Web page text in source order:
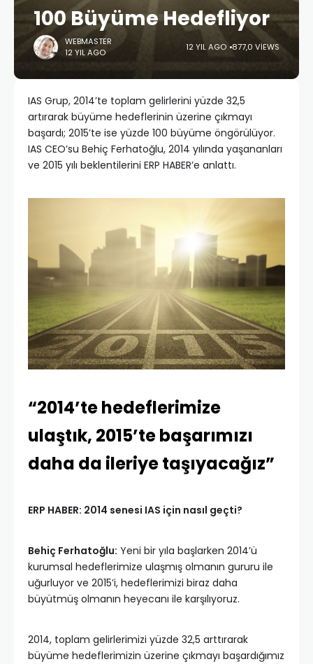
100 Büyüme Hedefliyor
WEBMASTER
12 YIL AGO
12 YIL AGO 877,0 VIEWS
IAS Grup, 2014’te toplam gelirlerini yüzde 32,5
artırarak büyüme hedeflerinin üzerine çıkmayı
başardı; 2015’te ise yüzde 100 büyüme öngörülüyor.
IAS CEO’su Behiç Ferhatoğlu, 2014 yılında yaşananları
ve 2015 yılı beklentilerini ERP HABER’e anlattı.
“2014’te hedeflerimize
ulaştık, 2015’te başarımızı
daha da ileriye taşıyacağız”
ERP HABER: 2014 senesi IAS için nasıl geçti?
Behiç Ferhatoğlu: Yeni bir yıla başlarken 2014’ü
kurumsal hedeflerimize ulaşmış olmanın gururu ile
uğurluyor ve 2015’i, hedeflerimizi biraz daha
büyütmüş olmanın heyecanı ile karşılıyoruz.
2014, toplam gelirlerimizi yüzde 32,5 arttırarak
büyüme hedeflerimizin üzerine çıkmayı başardığımız